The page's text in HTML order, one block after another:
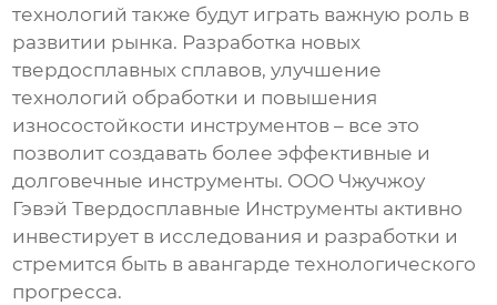
технологий также будут играть важную роль в
развитии рынка. Разработка новых
твердосплавных сплавов, улучшение
технологий обработки и повышения
износостойкости инструментов – все это
позволит создавать более эффективные и
долговечные инструменты. ООО Чжучжоу
Гэвэй Твердосплавные Инструменты активно
инвестирует в исследования и разработки и
стремится быть в авангарде технологического
прогресса.